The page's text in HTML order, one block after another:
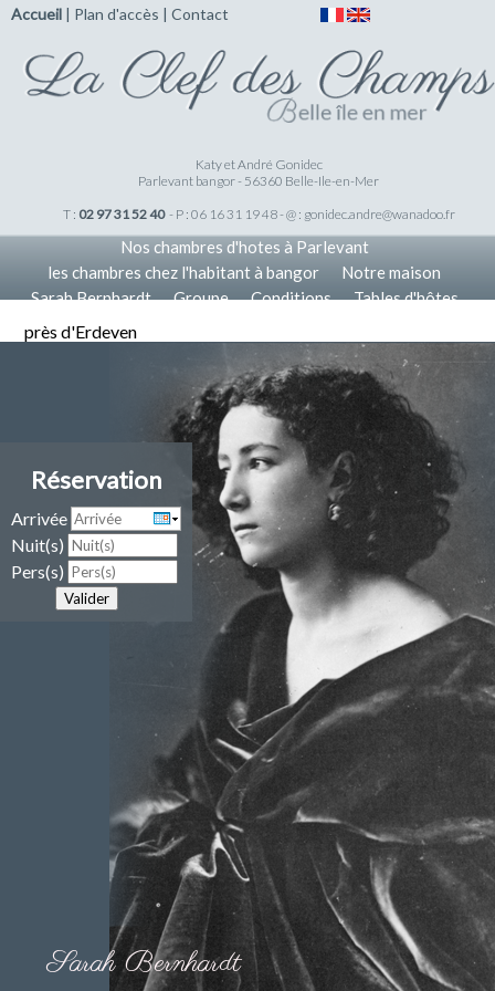
Réservation
Arrivée
Nuit(s)
Pers(s)
Valider
Accueil | Plan d'accès | Contact
Katy et André Gonidec
Parlevant bangor - 56360 Belle-Ile-en-Mer
T : 02 97 31 52 40- P : 06 16 31 19 48 - @ : gonidec.andre@wanadoo.fr
Nos chambres d'hotes à Parlevant
les chambres chez l'habitant à bangor
Notre maison
Sarah Bernhardt
Groupe Conditions
Tables d'hôtes
près d'Erdeven
Sarah Bernhardt